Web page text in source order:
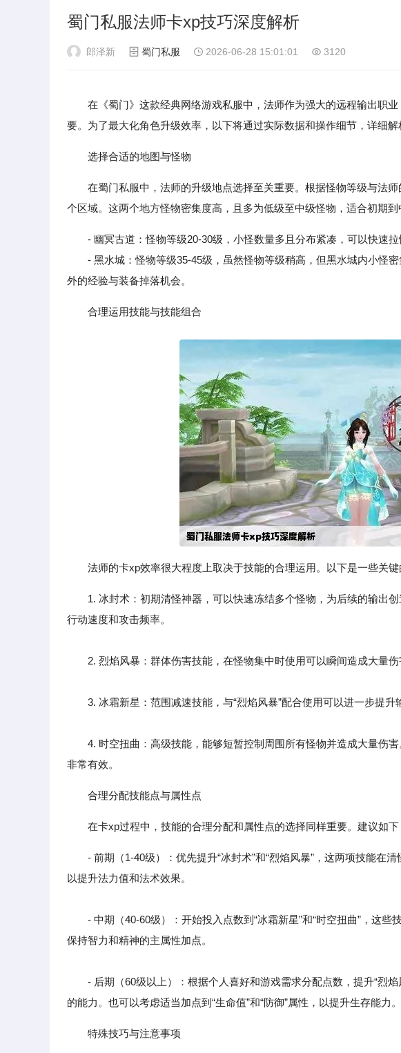
蜀门私服法师卡xp技巧深度解析
郎泽新 蜀门私服 2026-06-28 15:01:01 3120
在《蜀门》这款经典网络游戏私服中，法师作为强大的远程输出职
要。为了最大化角色升级效率，以下将通过实际数据和操作细节，详细解
选择合适的地图与怪物
在蜀门私服中，法师的升级地点选择至关重要。根据怪物等级与法师
个区域。这两个地方怪物密集度高，且多为低级至中级怪物，适合初期到
- 幽冥古道：怪物等级20-30级，小怪数量多且分布紧凑，可以快速拉
- 黑水城：怪物等级35-45级，虽然怪物等级稍高，但黑水城内小怪密
外的经验与装备掉落机会。
合理运用技能与技能组合
法师的卡xp效率很大程度上取决于技能的合理运用。以下是一些关键
1. 冰封术：初期清怪神器，可以快速冻结多个怪物，为后续的输出
行动速度和攻击频率。
2. 烈焰风暴：群体伤害技能，在怪物集中时使用可以瞬间造成大量伤
3. 冰霜新星：范围减速技能，与“烈焰风暴”配合使用可以进一步提升
4. 时空扭曲：高级技能，能够短暂控制周围所有怪物并造成大量伤害
非常有效。
合理分配技能点与属性点
在卡xp过程中，技能的合理分配和属性点的选择同样重要。建议如下
- 前期（1-40级）：优先提升“冰封术”和“烈焰风暴”，这两项技能在清
以提升法力值和法术效果。
- 中期（40-60级）：开始投入点数到“冰霜新星”和“时空扭曲”，这些
保持智力和精神的主属性加点。
- 后期（60级以上）：根据个人喜好和游戏需求分配点数，提升“烈焰
的能力。也可以考虑适当加点到“生命值”和“防御”属性，以提升生存能力。
特殊技巧与注意事项